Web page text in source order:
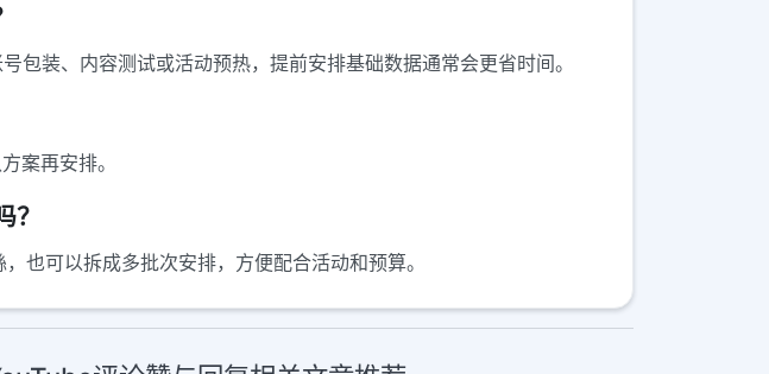
装、内容测试或活动预热，提前安排基础数据通常会更省时间。
案再安排。
可以拆成多批次安排，方便配合活动和预算。